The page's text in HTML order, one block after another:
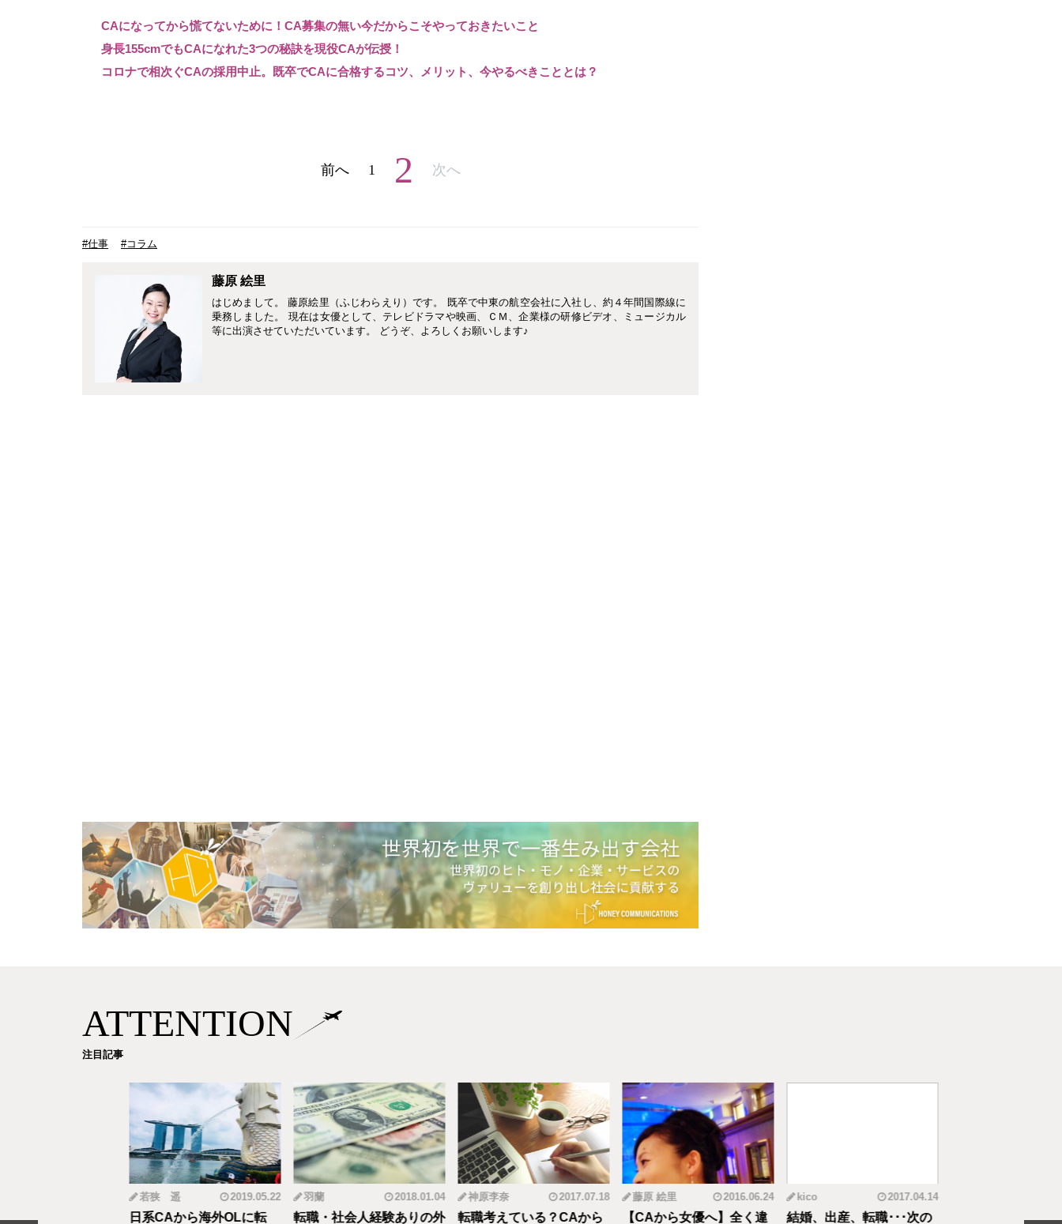
CAになってから慌てないために！CA募集の無い今だからこそやっておきたいこと
身長155cmでもCAになれた3つの秘訣を現役CAが伝授！
コロナで相次ぐCAの採用中止。既卒でCAに合格するコツ、メリット、今やるべきこととは？
前へ 1 2 次へ
#仕事 #コラム
藤原 絵里
はじめまして。 藤原絵里（ふじわらえり）です。 既卒で中東の航空会社に入社し、約４年間国際線に
乗務しました。 現在は女優として、テレビドラマや映画、ＣＭ、企業様の研修ビデオ、ミュージカル
等に出演させていただいています。 どうぞ、よろしくお願いします♪
ATTENTION
注目記事
ら野菜ソムリエ
若狭 遥 2019.05.22
日系CAから海外OLに転
羽蘭 2018.01.04
転職・社会人経験ありの外
神原李奈 2017.07.18
転職考えている？CAから
藤原 絵里 2016.06.24
【CAから女優へ】全く違
kico 2017.04.14
結婚、出産、転職･･･次の 元CAの育児論！離